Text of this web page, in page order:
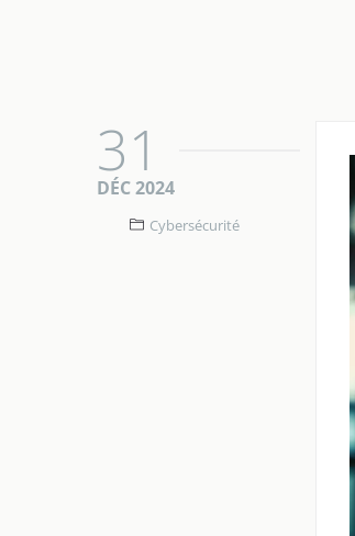
31
DÉC 2024
Cybersécurité